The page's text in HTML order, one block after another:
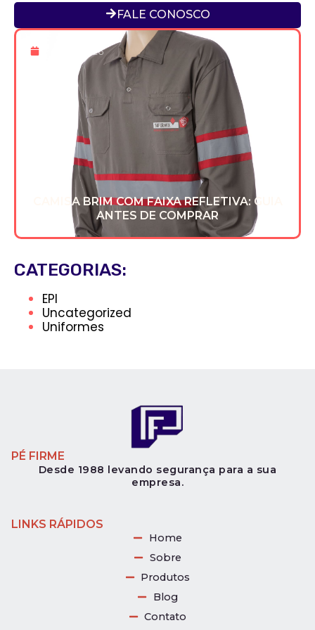
FALE CONOSCO
8 De Jul 2026
CAMISA BRIM COM FAIXA REFLETIVA: GUIA
ANTES DE COMPRAR
CATEGORIAS:
EPI
Uncategorized
Uniformes
PÉ FIRME
Desde 1988 levando segurança para a sua
empresa.
LINKS RÁPIDOS
Home
Sobre
Produtos
Blog
Contato